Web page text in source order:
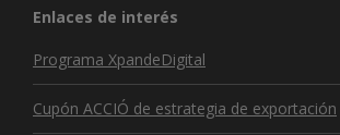
Enlaces de interés
Programa XpandeDigital
Cupón ACCIÓ de estrategia de exportación